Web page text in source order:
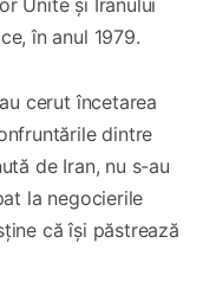
Unite și Iranului
în anul 1979.
cerut încetarea
dintre
de Iran, nu s-au
la negocierile
că își păstrează